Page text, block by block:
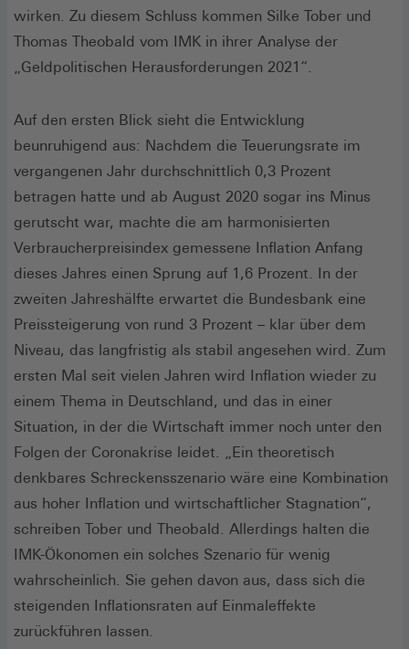
wirken. Zu diesem Schluss kommen Silke Tober und
Thomas Theobald vom IMK in ihrer Analyse der
„Geldpolitischen Herausforderungen 2021“.
Auf den ersten Blick sieht die Entwicklung
beunruhigend aus: Nachdem die Teuerungsrate im
vergangenen Jahr durchschnittlich 0,3 Prozent
betragen hatte und ab August 2020 sogar ins Minus
gerutscht war, machte die am harmonisierten
Verbraucherpreisindex gemessene Inflation Anfang
dieses Jahres einen Sprung auf 1,6 Prozent. In der
zweiten Jahreshälfte erwartet die Bundesbank eine
Preissteigerung von rund 3 Prozent – klar über dem
Niveau, das langfristig als stabil angesehen wird. Zum
ersten Mal seit vielen Jahren wird Inflation wieder zu
einem Thema in Deutschland, und das in einer
Situation, in der die Wirtschaft immer noch unter den
Folgen der Coronakrise leidet. „Ein theoretisch
denkbares Schreckensszenario wäre eine Kombination
aus hoher Inflation und wirtschaftlicher Stagnation“,
schreiben Tober und Theobald. Allerdings halten die
IMK-Ökonomen ein solches Szenario für wenig
wahrscheinlich. Sie gehen davon aus, dass sich die
steigenden Inflationsraten auf Einmaleffekte
zurückführen lassen.